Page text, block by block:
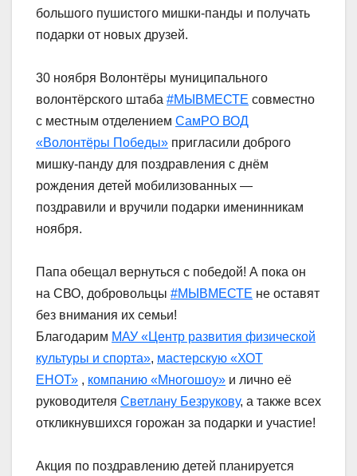
большого пушистого мишки-панды и получать
подарки от новых друзей.
30 ноября Волонтёры муниципального
волонтёрского штаба #МЫВМЕСТЕ совместно
с местным отделением СамРО ВОД
«Волонтёры Победы» пригласили доброго
мишку-панду для поздравления с днём
рождения детей мобилизованных —
поздравили и вручили подарки именинникам
ноября.
Папа обещал вернуться с победой! А пока он
на СВО, добровольцы #МЫВМЕСТЕ не оставят
без внимания их семьи!
Благодарим МАУ «Центр развития физической
культуры и спорта», мастерскую «ХОТ
ЕНОТ» , компанию «Многошоу» и лично её
руководителя Светлану Безрукову, а также всех
откликнувшихся горожан за подарки и участие!
Акция по поздравлению детей планируется